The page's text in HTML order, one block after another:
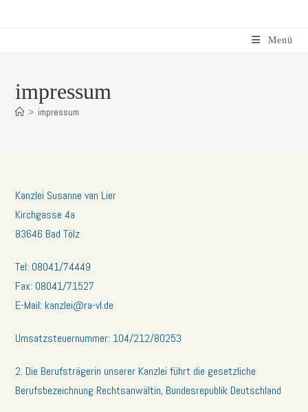
Menü
impressum
> impressum
Kanzlei Susanne van Lier
Kirchgasse 4a
83646 Bad Tölz
Tel: 08041/74449
Fax: 08041/71527
E-Mail: kanzlei@ra-vl.de
Umsatzsteuernummer: 104/212/80253
2. Die Berufsträgerin unserer Kanzlei führt die gesetzliche
Berufsbezeichnung Rechtsanwältin, Bundesrepublik Deutschland